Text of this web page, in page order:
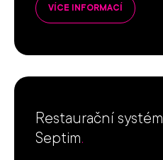
VÍCE INFORMACÍ
Restaurační systém
Septim.